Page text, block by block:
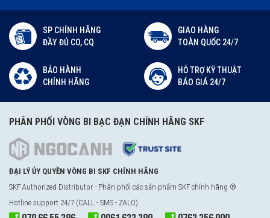
SP CHÍNH HÃNG
ĐẦY ĐỦ CO, CQ
GIAO HÀNG
TOÀN QUỐC 24/7
BẢO HÀNH
CHÍNH HÃNG
HỖ TRỢ KỸ THUẬT
BÁO GIÁ 24/7
PHÂN PHỐI VÒNG BI BẠC ĐẠN CHÍNH HÃNG SKF
ĐẠI LÝ ỦY QUYỀN VÒNG BI SKF CHÍNH HÃNG
SKF Authorized Distributor - Phân phối các sản phẩm SKF chính hãng ®
Hotline support 24/7 (CALL - SMS - ZALO)